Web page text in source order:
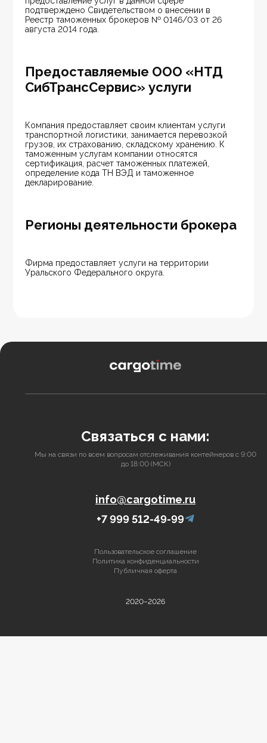
подтверждено Свидетельством о внесении в
Реестр таможенных брокеров № 0146/03 от 26
августа 2014 года.
Предоставляемые ООО «НТД
СибТрансСервис» услуги
Компания предоставляет своим клиентам услуги
транспортной логистики, занимается перевозкой
грузов, их страхованию, складскому хранению. К
таможенным услугам компании относятся
сертификация, расчет таможенных платежей,
определение кода ТН ВЭД и таможенное
декларирование.
Регионы деятельности брокера
Фирма предоставляет услуги на территории
Уральского Федерального округа.
Связаться с нами:
Мы на связи по всем вопросам отслеживания контейнеров с 9:00
до 18:00 (МСК)
info@cargotime.ru
+7 999 512-49-99
2020–2026
Пользовательское соглашение
Политика конфиденциальности
Публичная оферта